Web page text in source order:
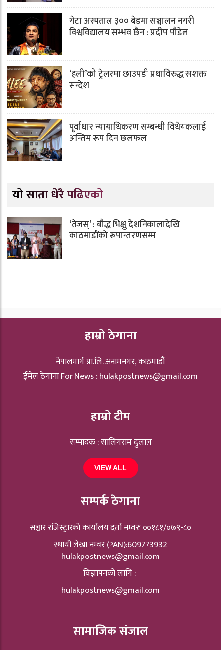
गेटा अस्पताल ३०० बेडमा सञ्चालन नगरी
विश्वविद्यालय सम्भव छैन : प्रदीप पौडेल
‘हली’को ट्रेलरमा छाउपडी प्रथाविरुद्ध सशक्त
सन्देश
पूर्वाधार न्यायाधिकरण सम्बन्धी विधेयकलाई
अन्तिम रूप दिन छलफल
यो साता धेरै पढिएको
‘तेजस्’ : बौद्ध भिक्षु देशनिकालादेखि
काठमाडौंको रूपान्तरणसम्म
हाम्रो ठेगाना
नेपालमार्ग प्रा.लि. अनामनगर, काठमाडौं
ईमेल ठेगाना For News :hulakpostnews@gmail.com
हाम्रो टीम
सम्पादक : सालिगराम दुलाल
VIEW ALL
सम्पर्क ठेगाना
सञ्चार रजिस्ट्रारकाे कार्यालय दर्ता नम्वरः ००१८१/०७९-८०
स्थायी लेखा नम्वर (PAN):609773932
hulakpostnews@gmail.com
विज्ञापनको लागि :
hulakpostnews@gmail.com
सामाजिक संजाल